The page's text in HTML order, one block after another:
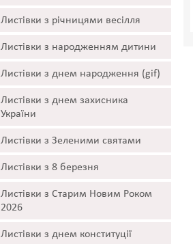
Листівки з річницями весілля
Листівки з народженням дитини
Листівки з днем народження (gif)
Листівки з днем захисника
України
Листівки з Зеленими святами
Листівки з 8 березня
Листівки з Старим Новим Роком
2026
Листівки з днем конституції